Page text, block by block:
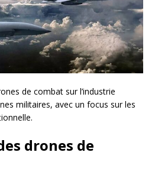
de combat sur l’industrie
militaires, avec un focus sur les
drones de